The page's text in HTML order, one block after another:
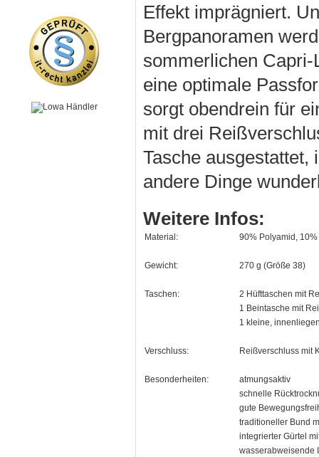
Effekt imprägniert.
Bergpanoramen
sommerlichen
eine optimale
sorgt obendrein für
mit drei
Tasche ausgestattet,
andere Dinge
Weitere Infos:
Material: 90% Polyamid,
Gewicht: 270 g (Größe 38)
Taschen:
2 Hüfttaschen mit
1 Beintasche mit
1 kleine,
Verschluss: Reißverschluss mit
Besonderheiten:
atmungsaktiv
schnelle
gute
traditioneller Bund
integrierter Gürtel
wasserabweisende